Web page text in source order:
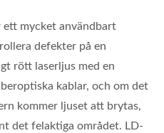
ett mycket användbart
defekter på en
rött laserljus med en
kablar, och om det
kommer ljuset att brytas,
det felaktiga området. LD-